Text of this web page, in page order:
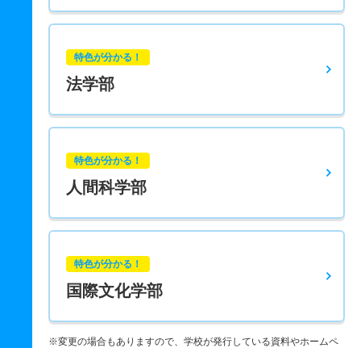
特色が分かる！
法学部
特色が分かる！
人間科学部
特色が分かる！
国際文化学部
※変更の場合もありますので、学校が発行している資料やホームペ